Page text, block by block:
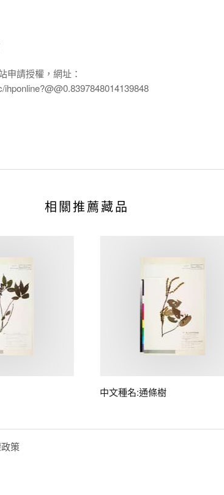
申請授權，網址：
相關推薦藏品
中文種名:通條樹
策